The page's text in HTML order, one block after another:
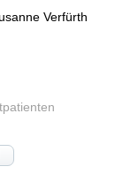
Verfürth